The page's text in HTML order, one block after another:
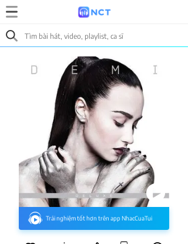
Trải nghiệm tốt hơn trên app NhacCuaTui